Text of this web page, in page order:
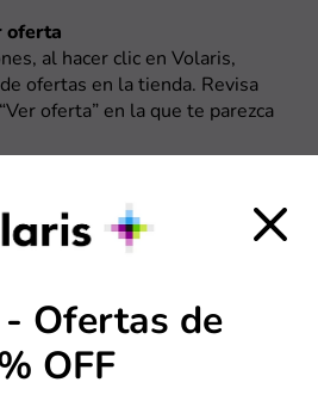
oferta
al hacer clic en Volaris,
ofertas en la tienda. Revisa
oferta” en la que te parezca
Ofertas de
OFF